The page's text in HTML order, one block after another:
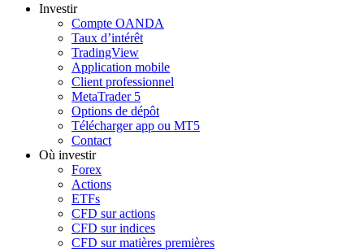
Investir
Compte OANDA
Taux d’intérêt
TradingView
Application mobile
Client professionnel
MetaTrader 5
Options de dépôt
Télécharger app ou MT5
Contact
Où investir
Forex
Actions
ETFs
CFD sur actions
CFD sur indices
CFD sur matières premières